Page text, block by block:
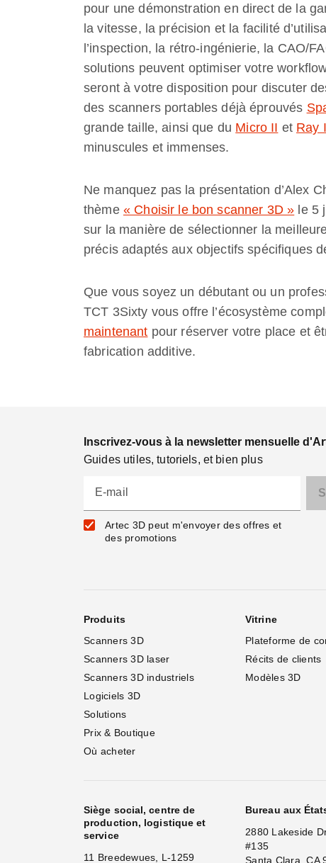
pour une démonstration en direct de la
la vitesse, la précision et la facilité
l’inspection, la rétro-ingénierie, la CAO/
solutions peuvent optimiser votre
seront à votre disposition pour discuter
des scanners portables déjà éprouvés
grande taille, ainsi que du Micro II et Ray
minuscules et immenses.
Ne manquez pas la présentation d’Alex
thème « Choisir le bon scanner 3D » le 5
sur la manière de sélectionner la
précis adaptés aux objectifs spécifiques
Que vous soyez un débutant ou un
TCT 3Sixty vous offre l’écosystème
maintenant pour réserver votre place et
fabrication additive.
Inscrivez-vous à la newsletter mensuelle
Guides utiles, tutoriels, et bien plus
E-mail
Artec 3D peut m'envoyer des offres et
des promotions
Produits
Scanners 3D
Scanners 3D laser
Scanners 3D industriels
Logiciels 3D
Solutions
Prix & Boutique
Où acheter
Vitrine
Plateforme de
Récits de clients
Modèles 3D
Siège social, centre de
production, logistique et
service
11 Breedewues, L-1259
Bureau aux
2880 Lakeside
#135
Santa Clara, CA